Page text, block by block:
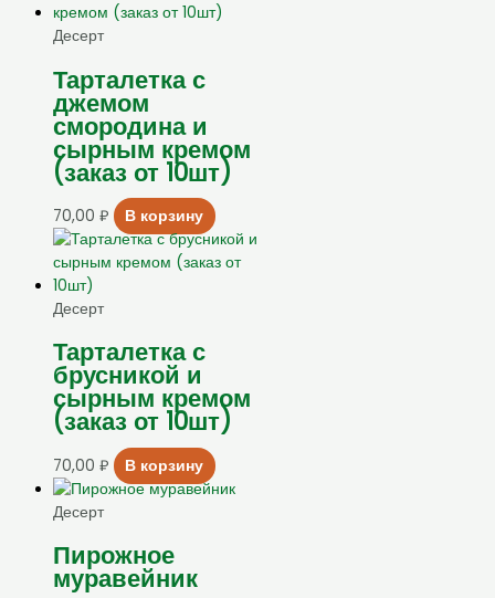
Десерт
Тарталетка с
джемом
смородина и
сырным кремом
(заказ от 10шт)
70,00 ₽ В корзину
Десерт
Тарталетка с
брусникой и
сырным кремом
(заказ от 10шт)
70,00 ₽ В корзину
Десерт
Пирожное
муравейник